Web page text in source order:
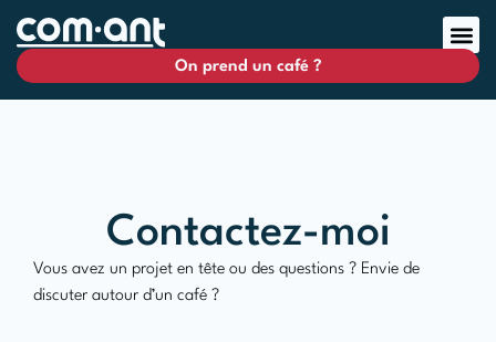
On prend un café ?
Contactez-moi
Vous avez un projet en tête ou des questions ? Envie de
discuter autour d’un café ?